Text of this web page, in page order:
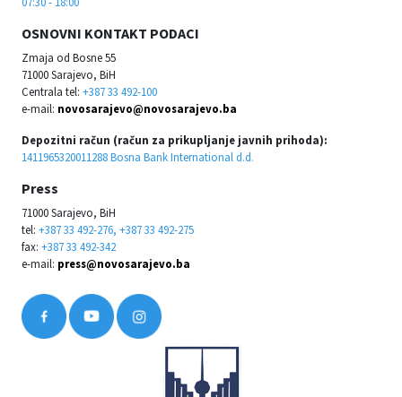
OSNOVNI KONTAKT PODACI
Zmaja od Bosne 55
71000 Sarajevo, BiH
Centrala tel: +387 33 492-100
e-mail: novosarajevo@novosarajevo.ba
Depozitni račun (račun za prikupljanje javnih prihoda):
1411965320011288 Bosna Bank International d.d.
Press
71000 Sarajevo, BiH
tel: +387 33 492-276, +387 33 492-275
fax: +387 33 492-342
e-mail: press@novosarajevo.ba